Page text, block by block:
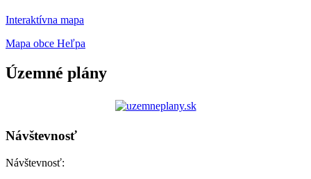
Interaktívna mapa
Mapa obce Heľpa
Územné plány
Návštevnosť
Návštevnosť: